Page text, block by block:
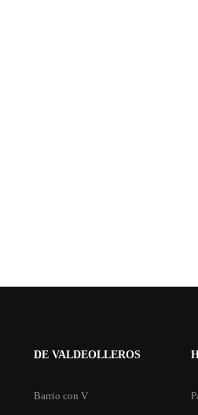
DE VALDEOLLEROS
Barrio con V